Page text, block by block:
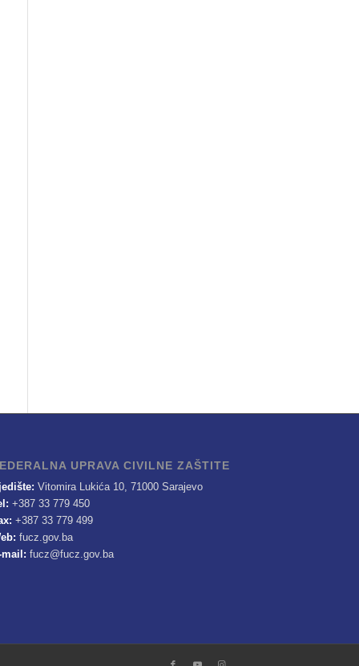
UPRAVA CIVILNE ZAŠTITE
Vitomira Lukića 10, 71000 Sarajevo
+387 33 779 450
+387 33 779 499
fucz.gov.ba
mail: fucz@fucz.gov.ba